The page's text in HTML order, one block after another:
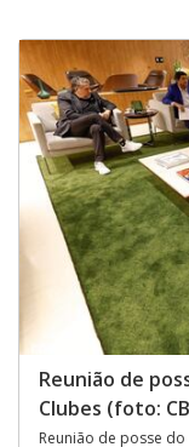
Reunião de
Clubes (foto:
Reunião de posse